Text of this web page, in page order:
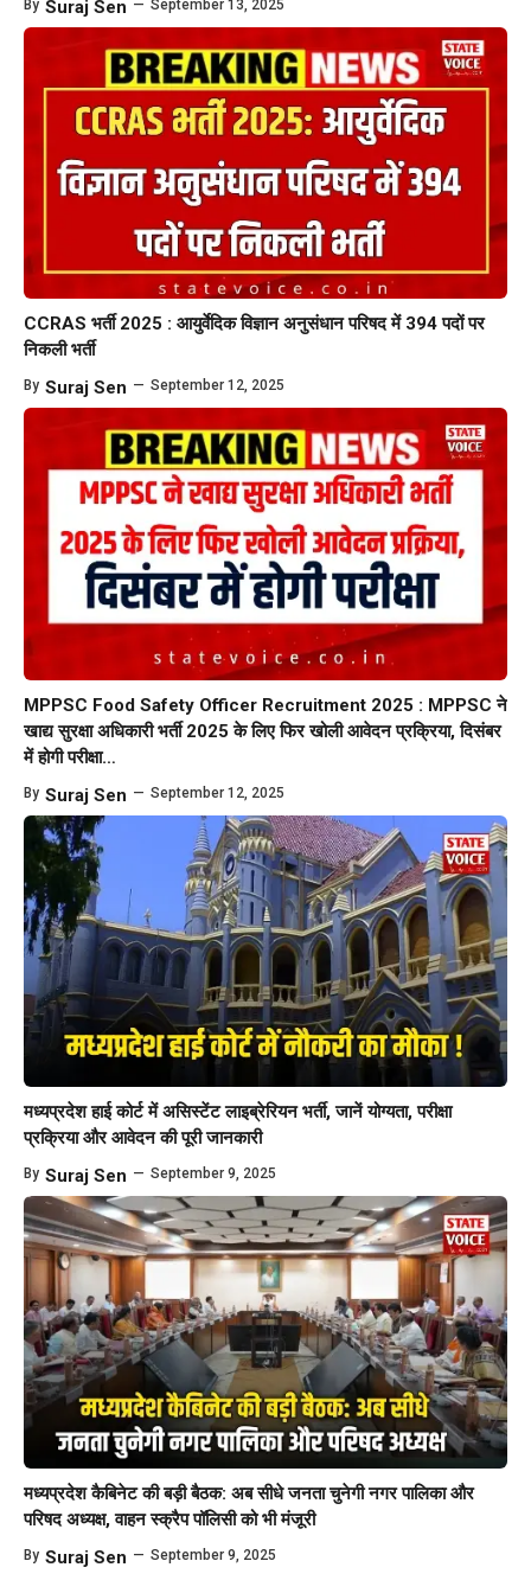
By Suraj Sen — September 13, 2025
CCRAS भर्ती 2025 : आयुर्वेदिक विज्ञान अनुसंधान परिषद में 394 पदों पर
निकली भर्ती
By Suraj Sen — September 12, 2025
MPPSC Food Safety Officer Recruitment 2025 : MPPSC ने
खाद्य सुरक्षा अधिकारी भर्ती 2025 के लिए फिर खोली आवेदन प्रक्रिया, दिसंबर
में होगी परीक्षा…
By Suraj Sen — September 12, 2025
मध्यप्रदेश हाई कोर्ट में असिस्टेंट लाइब्रेरियन भर्ती, जानें योग्यता, परीक्षा
प्रक्रिया और आवेदन की पूरी जानकारी
By Suraj Sen — September 9, 2025
मध्यप्रदेश कैबिनेट की बड़ी बैठक: अब सीधे जनता चुनेगी नगर पालिका और
परिषद अध्यक्ष, वाहन स्क्रैप पॉलिसी को भी मंजूरी
By Suraj Sen — September 9, 2025